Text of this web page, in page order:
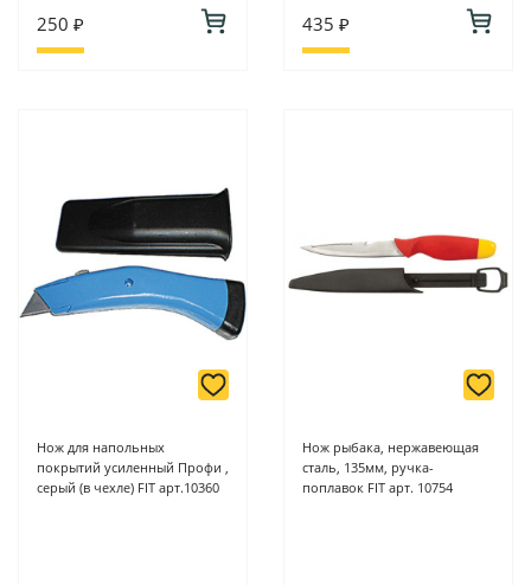
250 ₽ 435 ₽
Нож для напольных
покрытий усиленный Профи ,
серый (в чехле) FIT арт.10360
Нож рыбака, нержавеющая
сталь, 135мм, ручка-
поплавок FIT арт. 10754